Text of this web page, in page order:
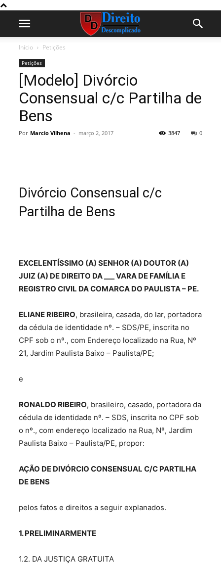
Início Petições
Petições
[Modelo] Divórcio
Consensual c/c Partilha de
Bens
Por Marcio Vilhena - março 2, 2017 0
3847
Divórcio Consensual c/c
Partilha de Bens
EXCELENTÍSSIMO (A) SENHOR (A) DOUTOR (A)
JUIZ (A) DE DIREITO DA ___ VARA DE FAMÍLIA E
REGISTRO CIVIL DA COMARCA DO PAULISTA – PE.
ELIANE RIBEIRO, brasileira, casada, do lar, portadora
da cédula de identidade nº. – SDS/PE, inscrita no
CPF sob o nº., com Endereço localizado na Rua, Nº
21, Jardim Paulista Baixo – Paulista/PE;
e
RONALDO RIBEIRO, brasileiro, casado, portadora da
cédula de identidade nº. – SDS, inscrita no CPF sob
o nº., com endereço localizado na Rua, Nº, Jardim
Paulista Baixo – Paulista/PE, propor:
AÇÃO DE DIVÓRCIO CONSENSUAL C/C PARTILHA
DE BENS
pelos fatos e direitos a seguir explanados.
1. PRELIMINARMENTE
1.2. DA JUSTIÇA GRATUITA